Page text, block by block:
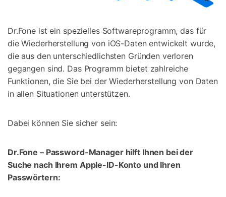
Dr.Fone ist ein spezielles Softwareprogramm, das für
die Wiederherstellung von iOS-Daten entwickelt wurde,
die aus den unterschiedlichsten Gründen verloren
gegangen sind. Das Programm bietet zahlreiche
Funktionen, die Sie bei der Wiederherstellung von Daten
in allen Situationen unterstützen.
Dabei können Sie sicher sein:
Dr.Fone – Password-Manager hilft Ihnen bei der
Suche nach Ihrem Apple-ID-Konto und Ihren
Passwörtern: